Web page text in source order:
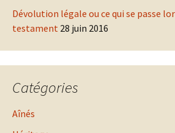
Dévolution légale ou ce qui se passe
testament 28 juin 2016
Catégories
Aînés